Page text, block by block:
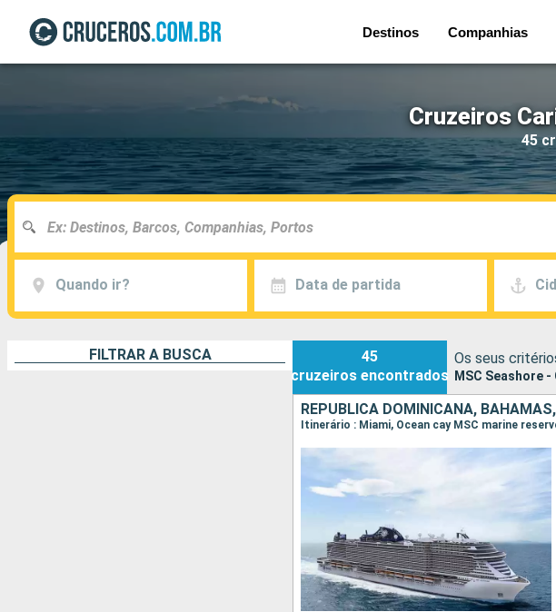
Destinos Companhias
Cruzeiros
45
Quando ir? Data de partida
FILTRAR A BUSCA
45
cruzeiros encontrados
Os seus
MSC Seashore -
REPUBLICA DOMINICANA,
Itinerário : Miami, Ocean cay MSC marine